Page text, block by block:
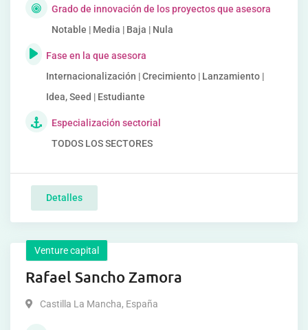
Grado de innovación de los proyectos que asesora
Notable | Media | Baja | Nula
Fase en la que asesora
Internacionalización | Crecimiento | Lanzamiento |
Idea, Seed | Estudiante
Especialización sectorial
TODOS LOS SECTORES
Detalles
Venture capital
Rafael Sancho Zamora
Castilla La Mancha, España